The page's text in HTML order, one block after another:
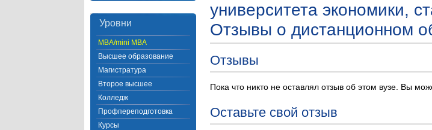
Уровни
MBA/mini MBA
Высшее образование
Магистратура
Второе высшее
Колледж
Профпереподготовка
Курсы
университета экономики,
Отзывы о дистанционном
Отзывы
Пока что никто не оставлял отзыв об этом вузе. Вы
Оставьте свой отзыв